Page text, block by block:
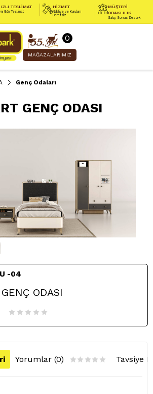
TESLİMAT
Gün Teslimat
HİZMET
Nakliye ve Kurulum
Ücretsiz
MÜŞTERİ
ODAKLILIK
Satış Sonrası Destek
0
MAĞAZALARIMIZ
Genç Odaları
GENÇ ODASI
-04
ODASI
Yorumlar (0) Tavsiye